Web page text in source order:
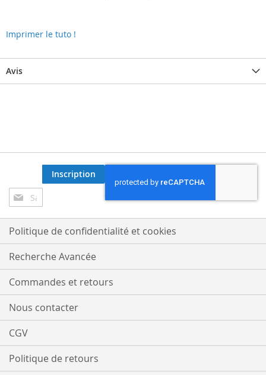
Imprimer le tuto !
Avis
Inscription
à
notre
lettre
d’information
:
Inscription
Politique de confidentialité et cookies
Recherche Avancée
Commandes et retours
Nous contacter
CGV
Politique de retours